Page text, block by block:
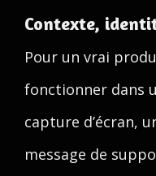
Contexte,
Pour un vrai
fonctionner dans
capture d’écran,
message de